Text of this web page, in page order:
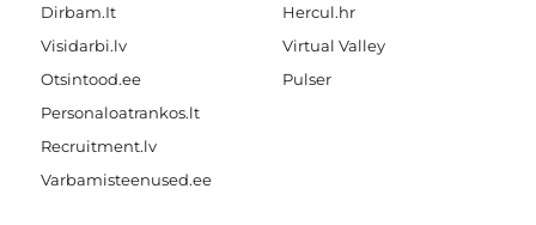
Dirbam.It
Visidarbi.lv
Otsintood.ee
Personaloatrankos.lt
Recruitment.lv
Varbamisteenused.ee
Hercul.hr
Virtual Valley
Pulser